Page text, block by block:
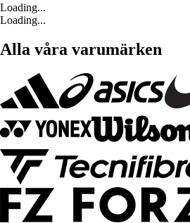
Loading...
Loading...
Alla våra varumärken